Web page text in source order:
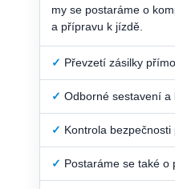
my se postaráme o
a přípravu k jízdě.
✓ Převzetí zásilky
✓ Odborné sestavení a
✓ Kontrola bezpečnosti
✓ Postaráme se také o